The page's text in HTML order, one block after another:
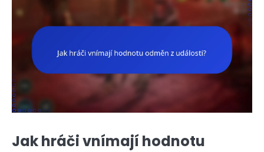
Jak hráči vnímají hodnotu